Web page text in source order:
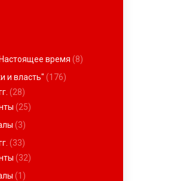
время (8)
и власть" (176)
(28)
(25)
(3)
(33)
(32)
(1)